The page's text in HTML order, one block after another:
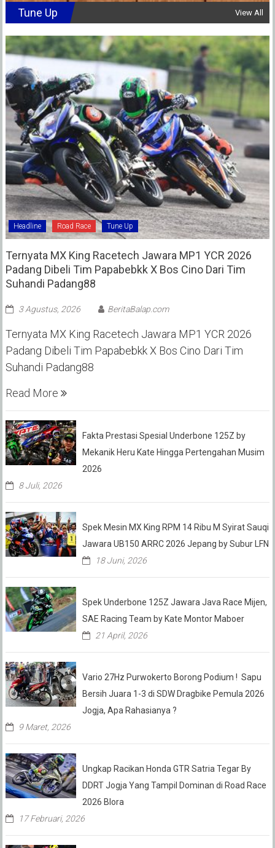
Tune Up View All
Headline Road Race Tune Up
Ternyata MX King Racetech Jawara MP1 YCR 2026
Padang Dibeli Tim Papabebkk X Bos Cino Dari Tim
Suhandi Padang88
3 Agustus, 2026 BeritaBalap.com
Ternyata MX King Racetech Jawara MP1 YCR 2026
Padang Dibeli Tim Papabebkk X Bos Cino Dari Tim
Suhandi Padang88
Read More
Fakta Prestasi Spesial Underbone 125Z by
Mekanik Heru Kate Hingga Pertengahan Musim
2026
8 Juli, 2026
Spek Mesin MX King RPM 14 Ribu M Syirat Sauqi
Jawara UB150 ARRC 2026 Jepang by Subur LFN
18 Juni, 2026
Spek Underbone 125Z Jawara Java Race Mijen,
SAE Racing Team by Kate Montor Maboer
21 April, 2026
Vario 27Hz Purwokerto Borong Podium ! Sapu
Bersih Juara 1-3 di SDW Dragbike Pemula 2026
Jogja, Apa Rahasianya ?
9 Maret, 2026
Ungkap Racikan Honda GTR Satria Tegar By
DDRT Jogja Yang Tampil Dominan di Road Race
2026 Blora
17 Februari, 2026